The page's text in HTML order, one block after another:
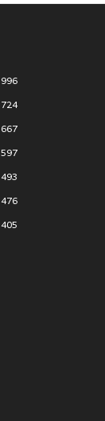
996
724
667
597
493
476
405